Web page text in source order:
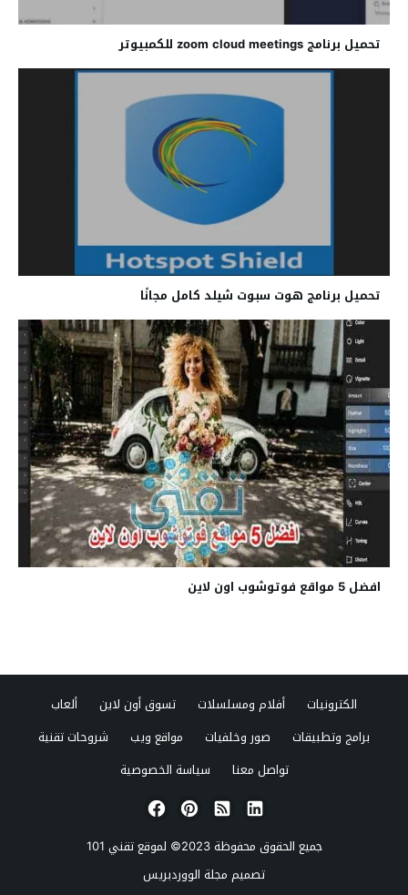
تحميل برنامج zoom cloud meetings للكمبيوتر
تحميل برنامج هوت سبوت شيلد كامل مجانًا
افضل 5 مواقع فوتوشوب اون لاين
الكترونيات أفلام ومسلسلات تسوق أون لاين
ألعاب
برامج وتطبيقات
صور وخلفيات مواقع ويب
شروحات تقنية
تواصل معنا
سياسة الخصوصية
جميع الحقوق محفوظة 2023© لموقع
تقني 101
تصميم مجلة الووردبريس